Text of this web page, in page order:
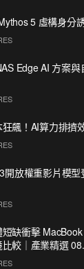
5 虛構身分
Edge AI 方案
飆！AI算力排擠
開放權重影片模
缺衝擊
較｜產業精選